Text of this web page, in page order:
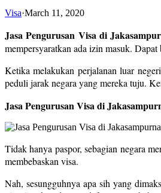
Visa·March 11, 2020
Jasa Pengurusan Visa di
mempersyaratkan ada izin masuk.
Ketika melakukan perjalanan luar
peduli jarak negara yang mereka tuju.
Jasa Pengurusan Visa di
Tidak hanya paspor, sebagian negara
membebaskan visa.
Nah, sesungguhnya apa sih yang